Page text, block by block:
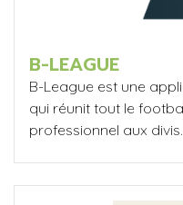
B-LEAGUE
B-League est une
qui réunit tout le
professionnel aux